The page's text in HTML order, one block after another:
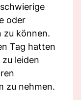
oder
zu können.
Tag hatten
leiden
zu nehmen.